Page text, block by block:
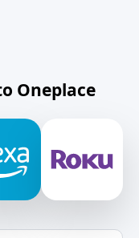
Oneplace